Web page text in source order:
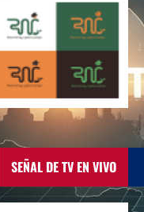
SEÑAL DE TV EN VIVO